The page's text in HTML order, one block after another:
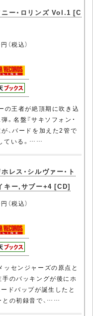
ニー・ロリンズ Vol.1 [C
税込）
の王者が絶頂期に吹き込
。名盤『サキソフォン・
、バードを加えた2管で
ている。……
レス・シルヴァー・ト
キー,サブー+4 [CD]
税込）
ッセンジャーズの原点と
のバッキングが後にホ
ドバップが誕生したと
との初録音で、……